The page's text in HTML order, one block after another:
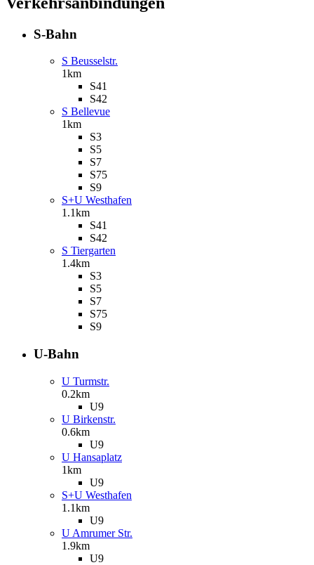
S-Bahn
S Beusselstr.
1km
S41
S42
S Bellevue
1km
S3
S5
S7
S75
S9
S+U Westhafen
1.1km
S41
S42
S Tiergarten
1.4km
S3
S5
S7
S75
S9
U-Bahn
U Turmstr.
0.2km
U9
U Birkenstr.
0.6km
U9
U Hansaplatz
1km
U9
S+U Westhafen
1.1km
U9
U Amrumer Str.
1.9km
U9